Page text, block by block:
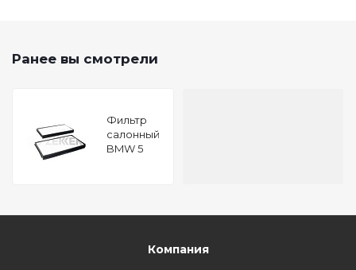
Ранее вы смотрели
Фильтр
салонный
BMW 5
Компания